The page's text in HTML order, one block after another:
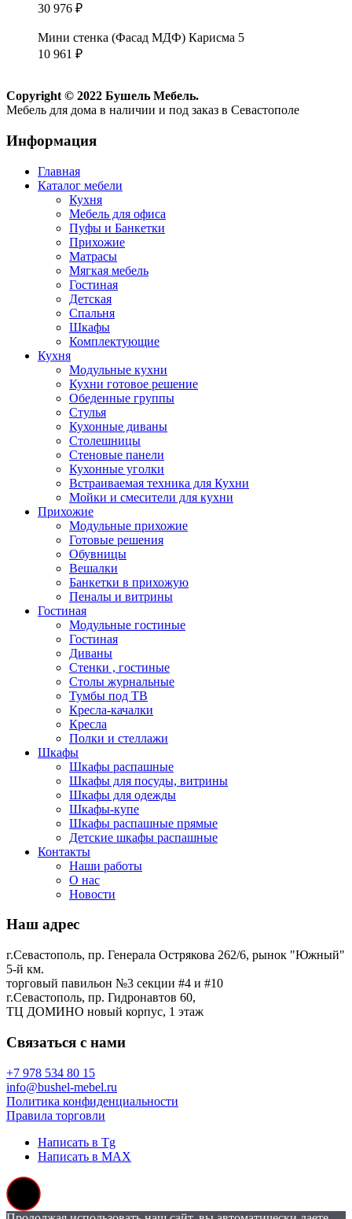
30 976 ₽
Мини стенка (Фасад МДФ) Карисма 5
10 961 ₽
Copyright © 2022 Бушель Мебель.
Мебель для дома в наличии и под заказ в Севастополе
Информация
Главная
Каталог мебели
Кухня
Мебель для офиса
Пуфы и Банкетки
Прихожие
Матрасы
Мягкая мебель
Гостиная
Детская
Спальня
Шкафы
Комплектующие
Кухня
Модульные кухни
Кухни готовое решение
Обеденные группы
Стулья
Кухонные диваны
Столешницы
Стеновые панели
Кухонные уголки
Встраиваемая техника для Кухни
Мойки и смесители для кухни
Прихожие
Модульные прихожие
Готовые решения
Обувницы
Вешалки
Банкетки в прихожую
Пеналы и витрины
Гостиная
Модульные гостиные
Гостиная
Диваны
Стенки , гостиные
Столы журнальные
Тумбы под ТВ
Кресла-качалки
Кресла
Полки и стеллажи
Шкафы
Шкафы распашные
Шкафы для посуды, витрины
Шкафы для одежды
Шкафы-купе
Шкафы распашные прямые
Детские шкафы распашные
Контакты
Наши работы
О нас
Новости
Наш адрес
г.Севастополь, пр. Генерала Острякова 262/6, рынок "Южный"
5-й км.
торговый павильон №3 секции #4 и #10
г.Севастополь, пр. Гидронавтов 60,
ТЦ ДОМИНО новый корпус, 1 этаж
Связаться с нами
+7 978 534 80 15
info@bushel-mebel.ru
Политика конфиденциальности
Правила торговли
Написать в Tg
Написать в MAX